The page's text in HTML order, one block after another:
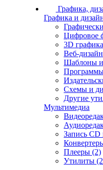
Графика,
Графика и
Цифровое
3D графика
Веб-дизайн
Шаблоны
Схемы и
Другие
Мультимедиа
Запись
Плееры (2)
Утилиты